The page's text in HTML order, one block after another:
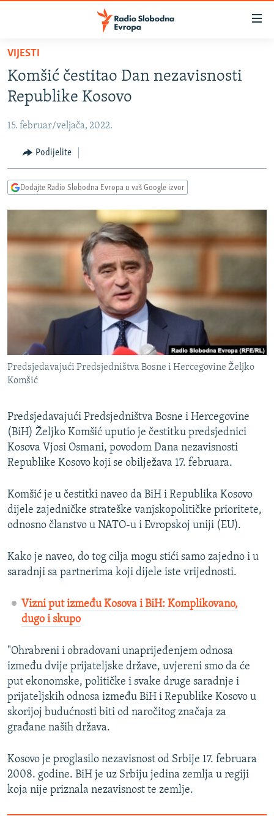
Pređite
glavni
sadržaj
Pređite
na
navigaciju
Pređite
na
BOSNA I HERCEGOVINA
SRBIJA
KOSOVO
CRNA GORA
VIDEO
INFOGRAFIKE
PODCASTI
KINA NA BALKANU
RSE PRIČE IZ SVIJETA
ISPRIČAJ MI
DNEVNO@RSE
SPECIJALI RSE
VIŠE OD NASLOVA
GENOCID U SREBRENICI
TV LIBERTY
POST SCRIPTUM
MOJA EVROPA
SVE KARTE DEJTONA
NASTANAK I RASPAD JUGOSLAVIJE
PRATITE NAS
Sve RFE/RL stranice
VIJESTI
Komšić čestitao Dan nezavisnosti
Republike Kosovo
15. februar/veljača, 2022.
Podijelite
Dodajte Radio Slobodna Evropa u vaš Google izvor
Predsjedavajući Predsjedništva Bosne i Hercegovine Željko
Komšić
Predsjedavajući Predsjedništva Bosne i Hercegovine
(BiH) Željko Komšić uputio je čestitku predsjednici
Kosova Vjosi Osmani, povodom Dana nezavisnosti
Republike Kosovo koji se obilježava 17. februara.
Komšić je u čestitki naveo da BiH i Republika Kosovo
dijele zajedničke strateške vanjskopolitičke prioritete,
odnosno članstvo u NATO-u i Evropskoj uniji (EU).
Kako je naveo, do tog cilja mogu stići samo zajedno i u
saradnji sa partnerima koji dijele iste vrijednosti.
Vizni put između Kosova i BiH: Komplikovano,
dugo i skupo
"Ohrabreni i obradovani unaprijeđenjem odnosa
između dvije prijateljske države, uvjereni smo da će
put ekonomske, političke i svake druge saradnje i
prijateljskih odnosa između BiH i Republike Kosovo u
skorijoj budućnosti biti od naročitog značaja za
građane naših država.
Kosovo je proglasilo nezavisnost od Srbije 17. februara
2008. godine. BiH je uz Srbiju jedina zemlja u regiji
koja nije priznala nezavisnost te zemlje.